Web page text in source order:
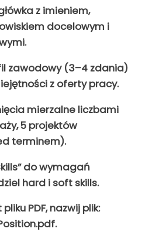
z imieniem,
docelowym i
zawodowy (3–4 zdania)
z oferty pracy.
mierzalne liczbami
5 projektów
terminem).
do wymagań
hard i soft skills.
PDF, nazwij plik: